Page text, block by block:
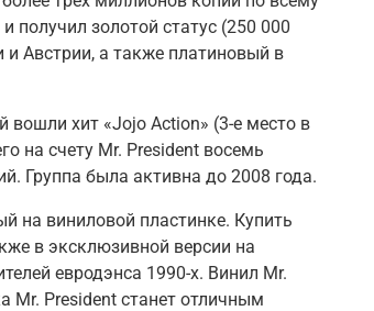
получил золотой статус (250 000
и Австрии, а также платиновый в
вошли хит «Jojo Action» (3-е место в
на счету Mr. President восемь
Группа была активна до2008 года.
на виниловой пластинке. Купить
в эксклюзивной версии на
евродэнса 1990-х. Винил Mr.
Mr. President станет отличным